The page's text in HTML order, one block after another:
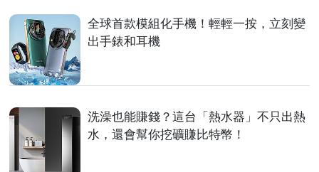
全球首款模組化手機！輕輕一按，立刻變
出手錶和耳機
洗澡也能賺錢？這台「熱水器」不只出熱
水，還會幫你挖礦賺比特幣！